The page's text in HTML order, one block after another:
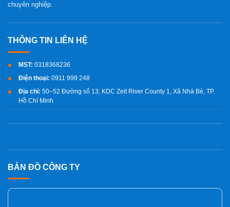
BẢN ĐỒ CÔNG TY
chuyên nghiệp.
MST: 0318368236
Điện thoại: 0911 999 248
Địa chỉ: 50–52 Đường số 13, KDC Zeit River County 1, Xã Nhà Bè, TP.
Hồ Chí Minh